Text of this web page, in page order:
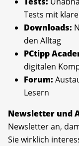
Tests mit
Downloads:
den Alltag
PCtipp
digitalen
Forum:
Lesern
Newsletter und
Newsletter an,
Sie wirklich